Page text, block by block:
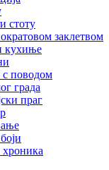
стоту
заклетвом
кухиње
с поводом
града
праг
хроника